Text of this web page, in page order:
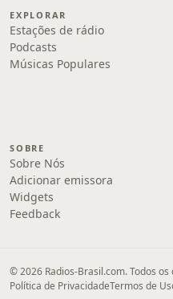
EXPLORAR
Estações de rádio
Podcasts
Músicas Populares
SOBRE
Sobre Nós
Adicionar emissora
Widgets
Feedback
© 2026 Radios-Brasil.com. Todos
Política de PrivacidadeTermos de